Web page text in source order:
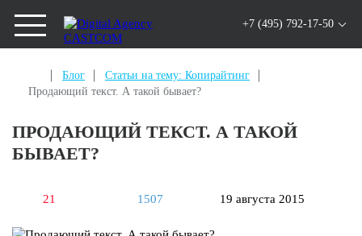
+7 (495) 792-17-50
Блог
Статьи на тему: Копирайтинг
Продающий текст. А такой бывает?
ПРОДАЮЩИЙ ТЕКСТ. А ТАКОЙ
БЫВАЕТ?
21 1507 19 августа 2015